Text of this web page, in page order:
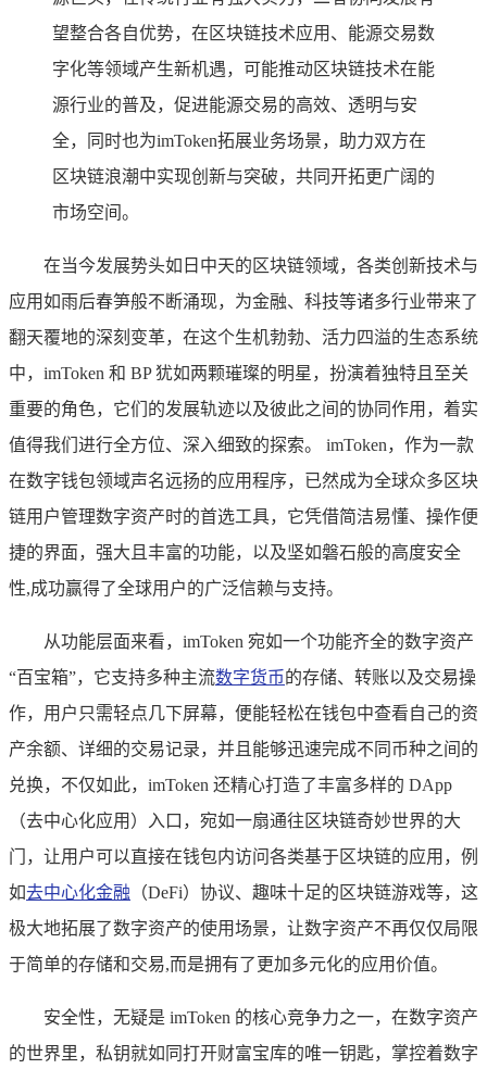
望整合各自优势，在区块链技术应用、能源交易数
字化等领域产生新机遇，可能推动区块链技术在能
源行业的普及，促进能源交易的高效、透明与安
全，同时也为imToken拓展业务场景，助力双方在
区块链浪潮中实现创新与突破，共同开拓更广阔的
市场空间。
在当今发展势头如日中天的区块链领域，各类创新技术与
应用如雨后春笋般不断涌现，为金融、科技等诸多行业带来了
翻天覆地的深刻变革，在这个生机勃勃、活力四溢的生态系统
中，imToken 和 BP 犹如两颗璀璨的明星，扮演着独特且至关
重要的角色，它们的发展轨迹以及彼此之间的协同作用，着实
值得我们进行全方位、深入细致的探索。 imToken，作为一款
在数字钱包领域声名远扬的应用程序，已然成为全球众多区块
链用户管理数字资产时的首选工具，它凭借简洁易懂、操作便
捷的界面，强大且丰富的功能，以及坚如磐石般的高度安全
性,成功赢得了全球用户的广泛信赖与支持。
从功能层面来看，imToken 宛如一个功能齐全的数字资产
“百宝箱”，它支持多种主流数字货币的存储、转账以及交易操
作，用户只需轻点几下屏幕，便能轻松在钱包中查看自己的资
产余额、详细的交易记录，并且能够迅速完成不同币种之间的
兑换，不仅如此，imToken 还精心打造了丰富多样的 DApp
（去中心化应用）入口，宛如一扇通往区块链奇妙世界的大
门，让用户可以直接在钱包内访问各类基于区块链的应用，例
如去中心化金融 （DeFi）协议、趣味十足的区块链游戏等，这
极大地拓展了数字资产的使用场景，让数字资产不再仅仅局限
于简单的存储和交易,而是拥有了更加多元化的应用价值。
安全性，无疑是 imToken 的核心竞争力之一，在数字资产
的世界里，私钥就如同打开财富宝库的唯一钥匙，掌控着数字